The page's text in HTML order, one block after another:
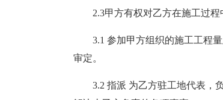
2.3甲方有权对乙方在施工过
3.1 参加甲方组织的施工工程
审定。
3.2 指派 为乙方驻工地代表，